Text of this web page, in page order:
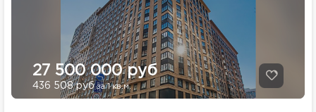
27 500 000 руб
436 508 рубза 1 кв.м.